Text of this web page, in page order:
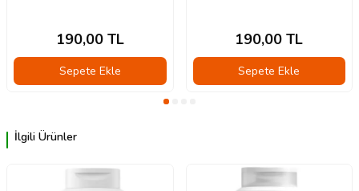
190,00TL
Sepete Ekle
190,00 TL
Sepete Ekle
İlgili Ürünler